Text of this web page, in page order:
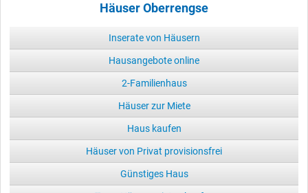
Häuser Oberrengse
Inserate von Häusern
Hausangebote online
2-Familienhaus
Häuser zur Miete
Haus kaufen
Häuser von Privat provisionsfrei
Günstiges Haus